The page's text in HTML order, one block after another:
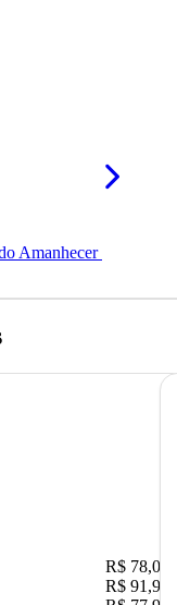
Amanhecer
R$ 78,02
R$ 91,90